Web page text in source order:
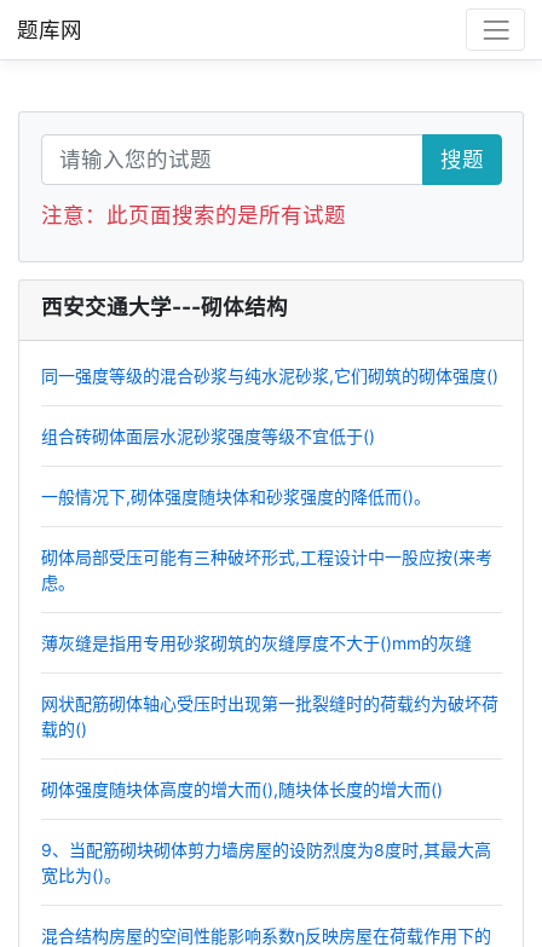
题库网
搜题
注意：此页面搜索的是所有试题
西安交通大学---砌体结构
同一强度等级的混合砂浆与纯水泥砂浆,它们砌筑的砌体强度()
组合砖砌体面层水泥砂浆强度等级不宜低于()
一般情况下,砌体强度随块体和砂浆强度的降低而()。
砌体局部受压可能有三种破坏形式,工程设计中一股应按(来考
虑。
薄灰缝是指用专用砂浆砌筑的灰缝厚度不大于()mm的灰缝
网状配筋砌体轴心受压时出现第一批裂缝时的荷载约为破坏荷
载的()
砌体强度随块体高度的增大而(),随块体长度的增大而()
9、当配筋砌块砌体剪力墙房屋的设防烈度为8度时,其最大高
宽比为()。
混合结构房屋的空间性能影响系数η反映房屋在荷载作用下的